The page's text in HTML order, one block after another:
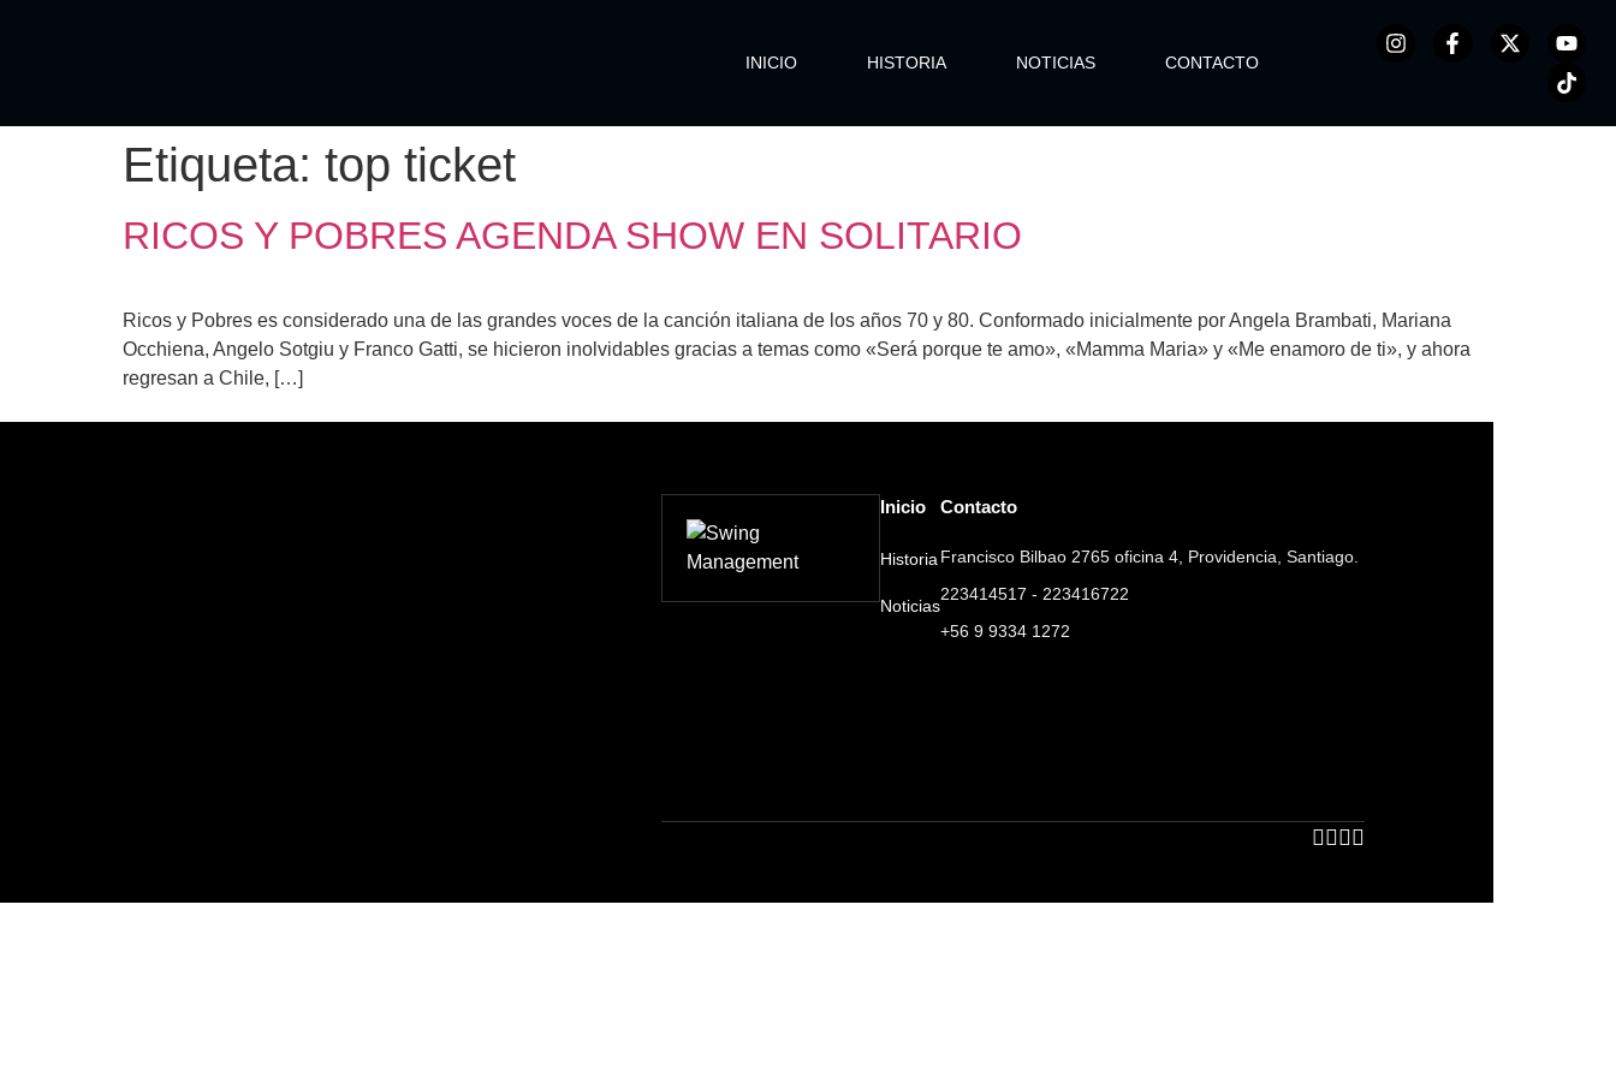
INICIO HISTORIA NOTICIAS CONTACTO
Etiqueta: top ticket
RICOS Y POBRES AGENDA SHOW EN SOLITARIO
Ricos y Pobres es considerado una de las grandes voces de la canción italiana de los años 70 y 80. Conformado inicialmente por Angela Brambati, Mariana
Occhiena, Angelo Sotgiu y Franco Gatti, se hicieron inolvidables gracias a temas como «Será porque te amo», «Mamma Maria» y «Me enamoro de ti», y ahora
regresan a Chile, […]
Inicio
Historia
Noticias
Contacto
Francisco Bilbao 2765 oficina 4, Providencia, Santiago.
223414517 - 223416722
+56 9 9334 1272